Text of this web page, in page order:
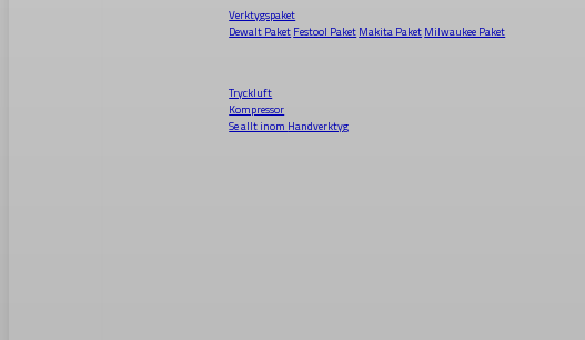
Verktygspaket
Dewalt Paket Festool Paket Makita Paket Milwaukee Paket
Tryckluft
Kompressor
Se allt inom Handverktyg